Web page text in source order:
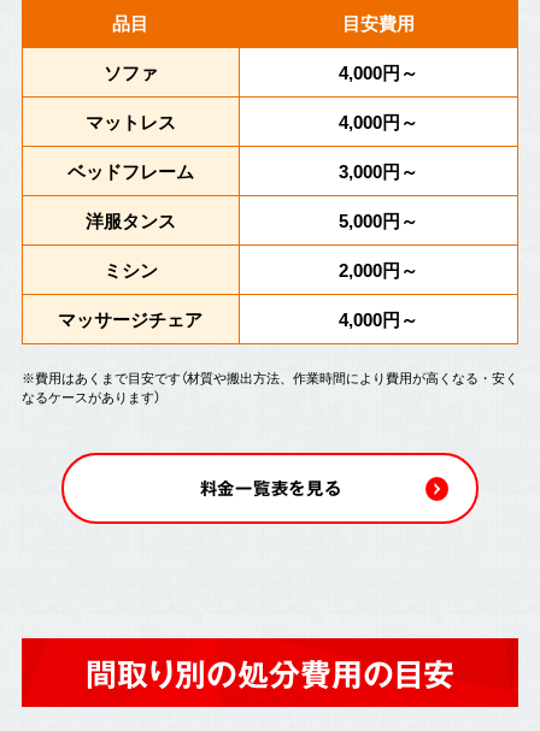
品目
目安費用
ソファ
4,000円～
マットレス
4,000円～
ベッドフレーム
3,000円～
洋服タンス
5,000円～
ミシン
2,000円～
マッサージチェア
4,000円～
※費用はあくまで目安です（材質や搬出方法、作業時間により費用が高くなる・安く
なるケースがあります）
料金一覧表を見る
間取り別の処分費用の目安